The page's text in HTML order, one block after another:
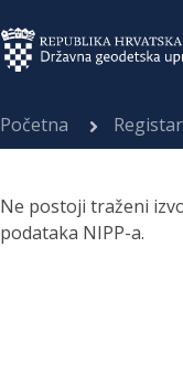
Početna
Ne postoji traženi
podataka NIPP-a.